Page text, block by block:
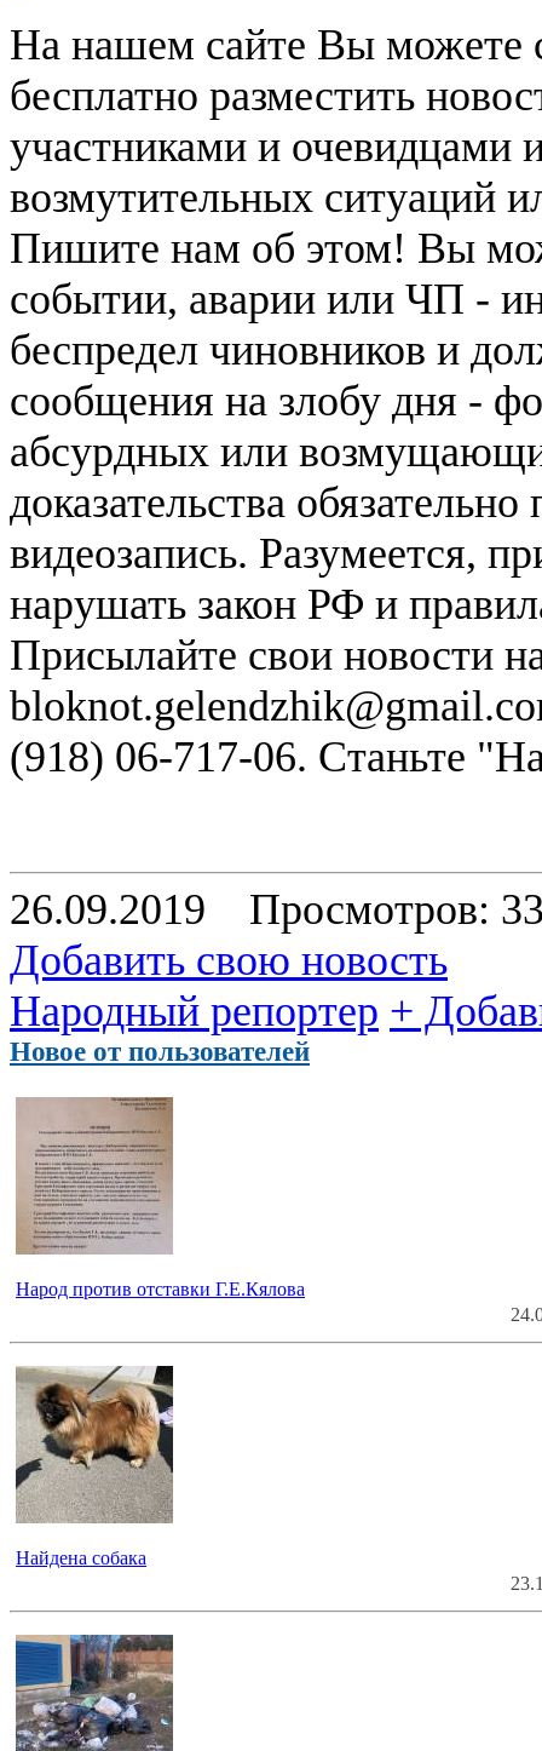
На нашем сайте Вы можете
бесплатно разместить
участниками и очевидцами
возмутительных ситуаций
Пишите нам об этом! Вы
событии, аварии или ЧП -
беспредел чиновников и
сообщения на злобу дня -
абсурдных или
доказательства
видеозапись. Разумеется,
нарушать закон РФ и
Присылайте свои новости
(918) 06-717-06. Станьте
26.09.2019
Просмотров:
Добавить свою новость
Народный репортер +
Новое от пользователей
Народ против отставки Г.Е.Кялова
Найдена собака